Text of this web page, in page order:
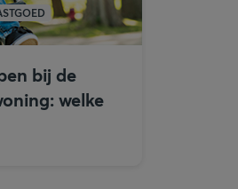
bij de
welke